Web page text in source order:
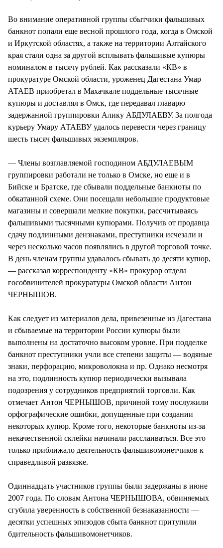
Во внимание оперативной группы сбытчики фальшивых
банкнот попали еще весной прошлого года, когда в Омской
и Иркутской областях, а также на территории Алтайского
края стали одна за другой всплывать фальшивые купюры
номиналом в тысячу рублей. Как рассказали «КВ» в
прокуратуре Омской области, уроженец Дагестана Умар
АТАЕВ приобретал в Махачкале поддельные тысячные
купюры и доставлял в Омск, где передавал главарю
задержанной группировки Алику АБДУЛАЕВУ. За полгода
курьеру Умару АТАЕВУ удалось перевести через границу
шесть тысяч фальшивых экземпляров.
— Члены возглавляемой господином АБДУЛАЕВЫМ
группировки работали не только в Омске, но еще и в
Бийске и Братске, где сбывали поддельные банкноты по
обкатанной схеме. Они посещали небольшие продуктовые
магазины и совершали мелкие покупки, рассчитываясь
фальшивыми тысячными купюрами. Получив от продавца
сдачу подлинными дензнаками, преступники исчезали и
через несколько часов появлялись в другой торговой точке.
В день членам группы удавалось сбывать до десяти купюр,
— рассказал корреспонденту «КВ» прокурор отдела
гособвинителей прокуратуры Омской области Антон
ЧЕРНЫШОВ.
Как следует из материалов дела, привезенные из Дагестана
и сбываемые на территории России купюры были
выполнены на достаточно высоком уровне. При подделке
банкнот преступники учли все степени защиты — водяные
знаки, перфорацию, микроволокна и пр. Однако несмотря
на это, подлинность купюр периодически вызывала
подозрения у сотрудников предприятий торговли. Как
отмечает Антон ЧЕРНЫШОВ, причиной тому послужили
орфографические ошибки, допущенные при создании
некоторых купюр. Кроме того, некоторые банкноты из-за
некачественной склейки начинали расслаиваться. Все это
только приближало деятельность фальшивомонетчиков к
справедливой развязке.
Одиннадцать участников группы были задержаны в июне
2007 года. По словам Антона ЧЕРНЫШОВА, обвиняемых
сгубила уверенность в собственной безнаказанности —
десятки успешных эпизодов сбыта банкнот притупили
бдительность фальшивомонетчиков.